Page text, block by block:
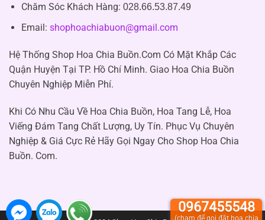
Chăm Sóc Khách Hàng: 028.66.53.87.49
Email: shophoachiabuon@gmail.com
Hệ Thống Shop Hoa Chia Buồn.Com Có Mặt Khắp Các
Quận Huyện Tại TP. Hồ Chí Minh. Giao Hoa Chia Buồn
Chuyên Nghiệp Miễn Phí.
Khi Có Nhu Cầu Về Hoa Chia Buồn, Hoa Tang Lễ, Hoa
Viếng Đám Tang Chất Lượng, Uy Tín. Phục Vụ Chuyên
Nghiệp & Giá Cực Rẻ Hãy Gọi Ngay Cho Shop Hoa Chia
Buồn. Com.
0967455548
(chạm để gọi đặt hoa chia